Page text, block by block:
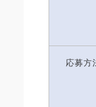
応募方